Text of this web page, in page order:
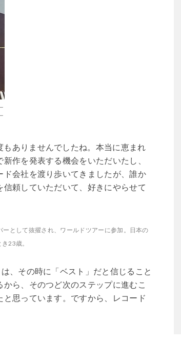
ありませんでしたね。本当に恵まれ
作を発表する機会をいただいたし、
会社を渡り歩いてきましたが、誰か
頼していただいて、好きにやらせて
として抜擢され、ワールドツアーに参加。日本の
23歳。
、その時に「ベスト」だと信じること
ら、そのつど次のステップに進むこ
思っています。ですから、レコード